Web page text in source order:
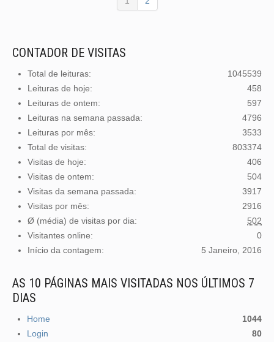
CONTADOR DE VISITAS
1045539
Total de leituras:
458
Leituras de hoje:
597
Leituras de ontem:
4796
Leituras na semana passada:
3533
Leituras por mês:
803374
Total de visitas:
406
Visitas de hoje:
504
Visitas de ontem:
3917
Visitas da semana passada:
2916
Visitas por mês:
502
Ø (média) de visitas por dia:
0
Visitantes online:
5 Janeiro, 2016
Início da contagem:
AS 10 PÁGINAS MAIS VISITADAS NOS ÚLTIMOS 7
DIAS
Home
1044
Login
80